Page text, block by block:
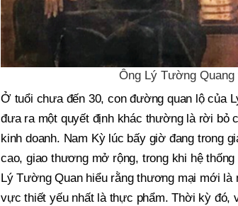
Ông Lý Tường
Ở tuổi chưa đến 30, con đường quan lộ của
đưa ra một quyết định khác thường là rời bỏ
kinh doanh. Nam Kỳ lúc bấy giờ đang trong
cao, giao thương mở rộng, trong khi hệ
Lý Tường Quan hiểu rằng thương mại mới
vực thiết yếu nhất là thực phẩm. Thời kỳ đó,